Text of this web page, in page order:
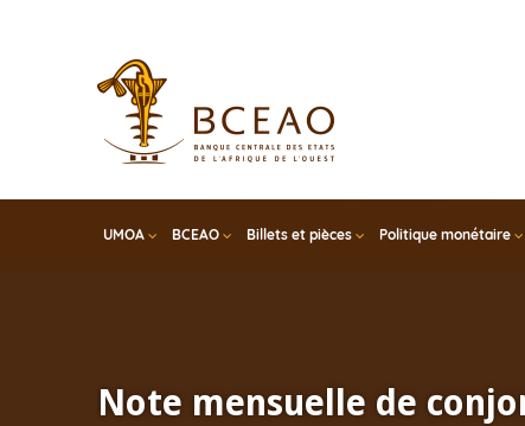
UMOA BCEAO Billets et pièces Politique monétaire
Note mensuelle de